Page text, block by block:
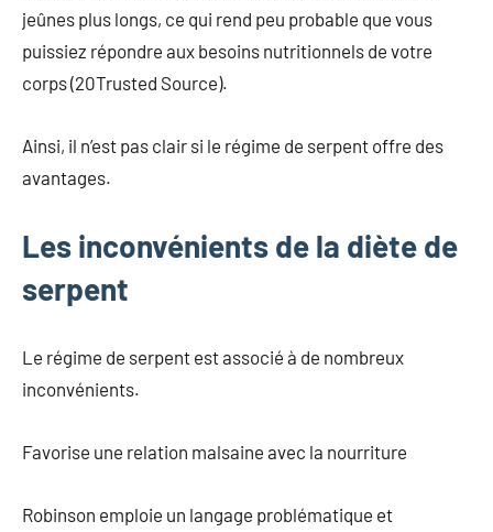
jeûnes plus longs, ce qui rend peu probable que vous
puissiez répondre aux besoins nutritionnels de votre
corps (20Trusted Source).
Ainsi, il n’est pas clair si le régime de serpent offre des
avantages.
Les inconvénients de la diète de
serpent
Le régime de serpent est associé à de nombreux
inconvénients.
Favorise une relation malsaine avec la nourriture
Robinson emploie un langage problématique et